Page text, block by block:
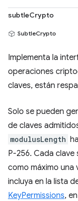
subtleCrypto
SubtleCrypto
Implementa la
operaciones
claves, están
Solo se pueden
de claves
modulusLength
P-256. Cada
como máximo una
incluya en la lista
KeyPermissions,